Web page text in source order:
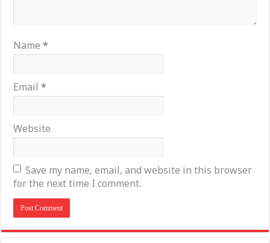
Name*
Email*
Website
Save my name, email, and website in this browser
for the next time I comment.